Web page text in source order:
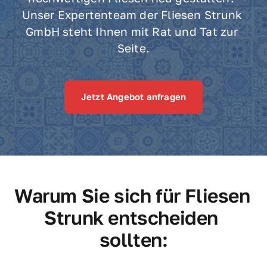
Unser Expertenteam der Fliesen
Strunk
GmbH steht Ihnen mit Rat und Tat
zur
Seite.
Jetzt Angebot anfragen
Warum Sie sich für Fliesen
Strunk entscheiden
sollten: